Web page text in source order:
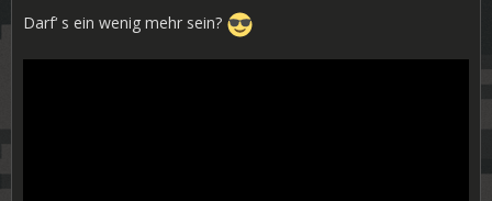
Darf‘ s ein wenig mehr sein?